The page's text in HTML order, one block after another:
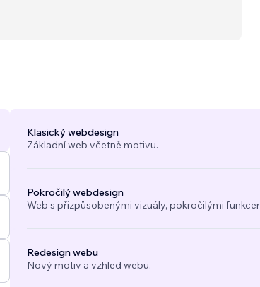
Klasický webdesign
Základní web včetně motivu.
Pokročilý webdesign
Web s přizpůsobenými vizuály, pokročilými
Redesign webu
Nový motiv a vzhled webu.